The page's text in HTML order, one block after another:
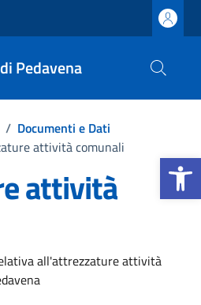
Pedavena
/ Documenti e Dati
attività comunali
attività
all'attrezzature attività
Apri la